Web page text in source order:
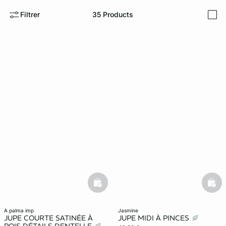
Filtrer 35 Products
a palma imp
JUPE COURTE SATINÉE À
basketfull
jasmine
JUPE MIDI À PINCES